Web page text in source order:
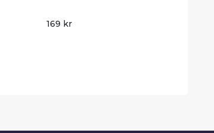
169 kr